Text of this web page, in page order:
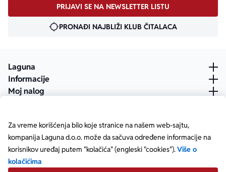
Za vreme korišćenja bilo koje stranice na našem web-sajtu,
kompanija Laguna d.o.o. može da sačuva određene informacije na
korisnikov uređaj putem "kolačića" (engleski "cookies").Više o
kolačićima
PRIJAVI SE NA NEWSLETTER LISTU
PRONAĐI NAJBLIŽI KLUB ČITALACA
Laguna
Informacije
Moj nalog